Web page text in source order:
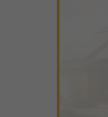
l'adresse email indiqué ci-
le formulaire de